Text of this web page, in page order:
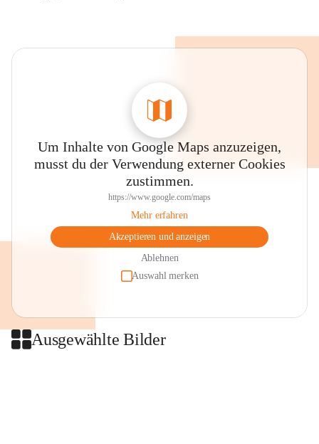
Um Inhalte von Google Maps anzuzeigen,
musst du der Verwendung externer Cookies
zustimmen.
https://www.google.com/maps
Mehr erfahren
Akzeptieren und anzeigen
Ablehnen
Auswahl merken
Ausgewählte Bilder